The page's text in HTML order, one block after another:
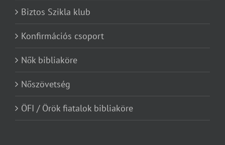
Biztos Szikla klub
Konfirmációs csoport
Nők bibliaköre
Nőszövetség
ÖFI / Örök fiatalok bibliaköre